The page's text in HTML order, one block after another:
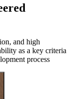
and high
as a key criteria
process